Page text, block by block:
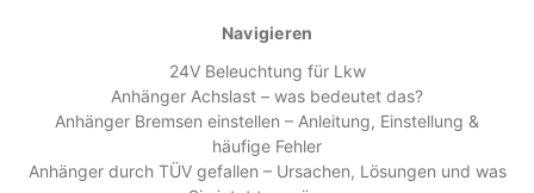
Navigieren
24V Beleuchtung für Lkw
Anhänger Achslast – was bedeutet das?
Anhänger Bremsen einstellen – Anleitung, Einstellung &
häufige Fehler
Anhänger durch TÜV gefallen – Ursachen, Lösungen und was